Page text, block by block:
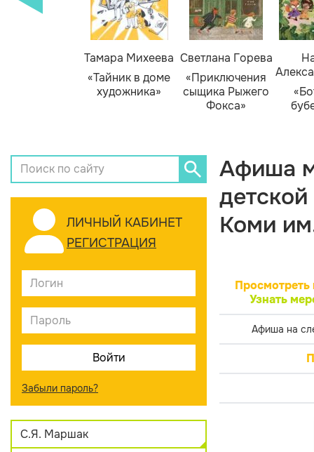
Тамара Михеева
«Тайник в доме
художника»
Светлана Горева
«Приключения
сыщика Рыжего
Фокса»
ЛИЧНЫЙ КАБИНЕТ
РЕГИСТРАЦИЯ
Забыли пароль?
С.Я. Маршак
Афиша
Коми
Просмотреть
Узнать
Афиша на